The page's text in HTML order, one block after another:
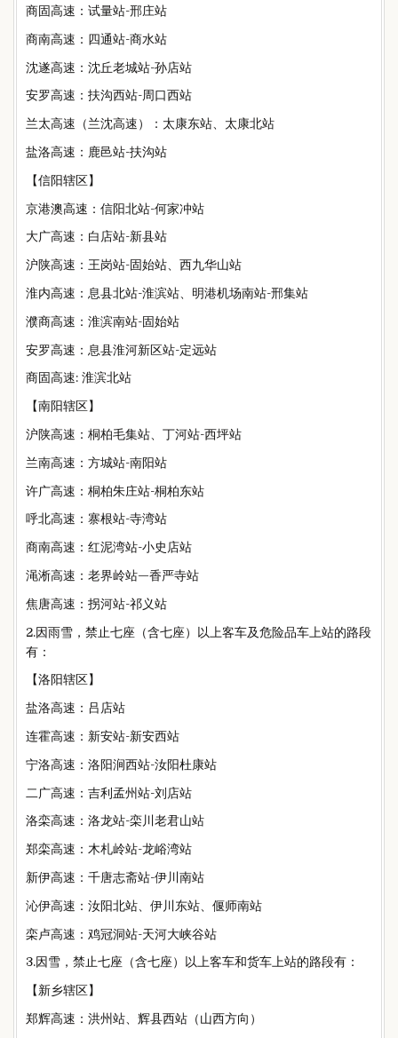
商固高速：试量站-邢庄站
商南高速：四通站-商水站
沈遂高速：沈丘老城站-孙店站
安罗高速：扶沟西站-周口西站
兰太高速（兰沈高速）：太康东站、太康北站
盐洛高速：鹿邑站-扶沟站
【信阳辖区】
京港澳高速：信阳北站-何家冲站
大广高速：白店站-新县站
沪陕高速：王岗站-固始站、西九华山站
淮内高速：息县北站-淮滨站、明港机场南站-邢集站
濮商高速：淮滨南站-固始站
安罗高速：息县淮河新区站-定远站
商固高速: 淮滨北站
【南阳辖区】
沪陕高速：桐柏毛集站、丁河站-西坪站
兰南高速：方城站-南阳站
许广高速：桐柏朱庄站-桐柏东站
呼北高速：寨根站-寺湾站
商南高速：红泥湾站-小史店站
渑淅高速：老界岭站—香严寺站
焦唐高速：拐河站-祁义站
2.因雨雪，禁止七座（含七座）以上客车及危险品车上站的路段
有：
【洛阳辖区】
盐洛高速：吕店站
连霍高速：新安站-新安西站
宁洛高速：洛阳涧西站-汝阳杜康站
二广高速：吉利孟州站-刘店站
洛栾高速：洛龙站-栾川老君山站
郑栾高速：木札岭站-龙峪湾站
新伊高速：千唐志斋站-伊川南站
沁伊高速：汝阳北站、伊川东站、偃师南站
栾卢高速：鸡冠洞站-天河大峡谷站
3.因雪，禁止七座（含七座）以上客车和货车上站的路段有：
【新乡辖区】
郑辉高速：洪州站、辉县西站（山西方向）